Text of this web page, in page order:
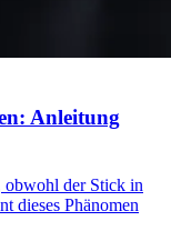
Anleitung
der Stick in
dieses Phänomen